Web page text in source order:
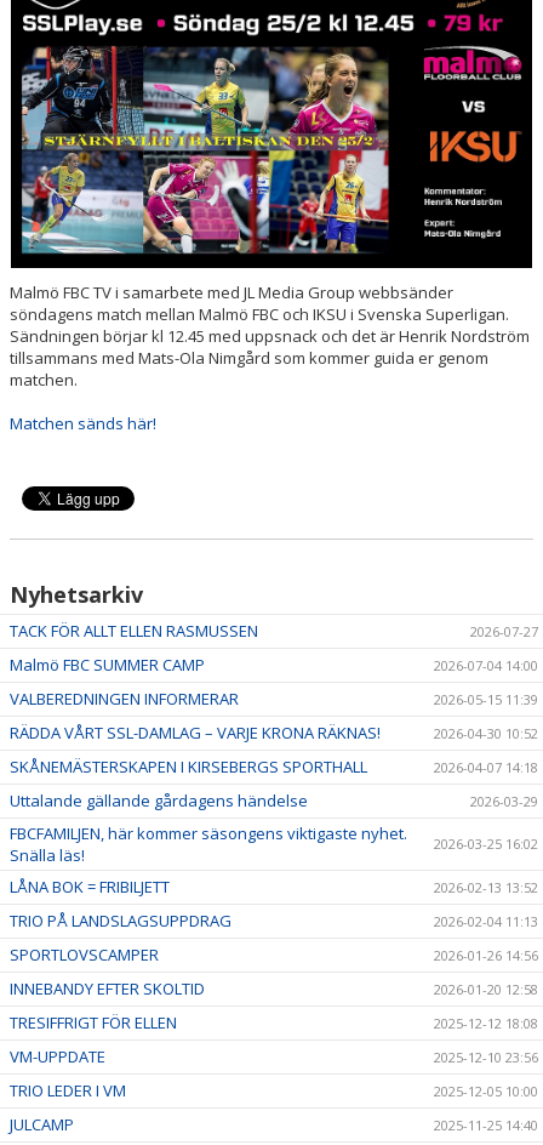
HALL OF FAME
Malmö FBC TV i samarbete med JL Media Group webbsänder
söndagens match mellan Malmö FBC och IKSU i Svenska Superligan.
Sändningen börjar kl 12.45 med uppsnack och det är Henrik Nordström
tillsammans med Mats-Ola Nimgård som kommer guida er genom
matchen.
Matchen sänds här!
Nyhetsarkiv
TACK FÖR ALLT ELLEN RASMUSSEN 2026-07-27
Malmö FBC SUMMER CAMP 2026-07-04 14:00
VALBEREDNINGEN INFORMERAR 2026-05-15 11:39
RÄDDA VÅRT SSL-DAMLAG – VARJE KRONA RÄKNAS! 2026-04-30 10:52
SKÅNEMÄSTERSKAPEN I KIRSEBERGS SPORTHALL 2026-04-07 14:18
Uttalande gällande gårdagens händelse 2026-03-29
FBCFAMILJEN, här kommer säsongens viktigaste nyhet.
Snälla läs!
2026-03-25 16:02
LÅNA BOK = FRIBILJETT 2026-02-13 13:52
TRIO PÅ LANDSLAGSUPPDRAG 2026-02-04 11:13
SPORTLOVSCAMPER 2026-01-26 14:56
INNEBANDY EFTER SKOLTID 2026-01-20 12:58
TRESIFFRIGT FÖR ELLEN 2025-12-12 18:08
VM-UPPDATE 2025-12-10 23:56
TRIO LEDER I VM 2025-12-05 10:00
JULCAMP 2025-11-25 14:40